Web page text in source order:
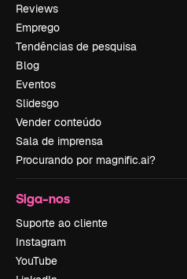
Reviews
Emprego
Tendências de pesquisa
Blog
Eventos
Slidesgo
Vender conteúdo
Sala de imprensa
Procurando por magnific.ai?
Siga-nos
Suporte ao cliente
Instagram
YouTube